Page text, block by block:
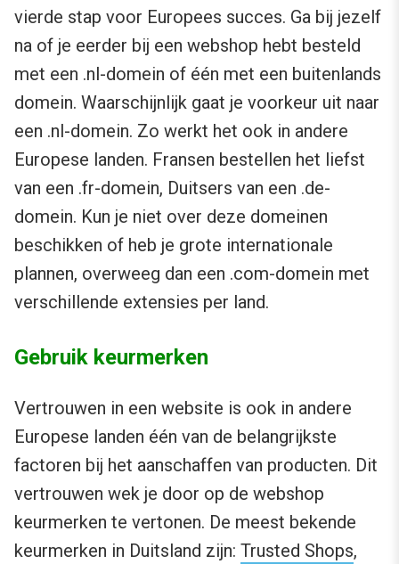
vierde stap voor Europees succes. Ga bij jezelf
na of je eerder bij een webshop hebt besteld
met een .nl-domein of één met een buitenlands
domein. Waarschijnlijk gaat je voorkeur uit naar
een .nl-domein. Zo werkt het ook in andere
Europese landen. Fransen bestellen het liefst
van een .fr-domein, Duitsers van een .de-
domein. Kun je niet over deze domeinen
beschikken of heb je grote internationale
plannen, overweeg dan een .com-domein met
verschillende extensies per land.
Gebruik keurmerken
Vertrouwen in een website is ook in andere
Europese landen één van de belangrijkste
factoren bij het aanschaffen van producten. Dit
vertrouwen wek je door op de webshop
keurmerken te vertonen. De meest bekende
keurmerken in Duitsland zijn: Trusted Shops,